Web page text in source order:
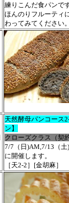
練りこんだ食パンで
ほんのりフルーティ
わってみてください
天然酵母パンコース
ン】
クローズクラス（契
7/7（日)AM,7/13（
に開催します。
［天2-2］[金胡麻］